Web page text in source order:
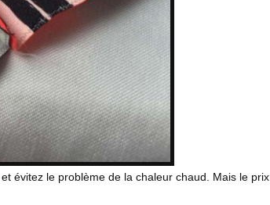
évitez le problème de la chaleur chaud. Mais le prix